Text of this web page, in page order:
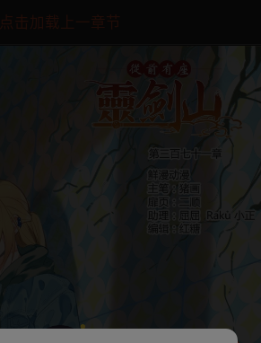
点击加载上一章节